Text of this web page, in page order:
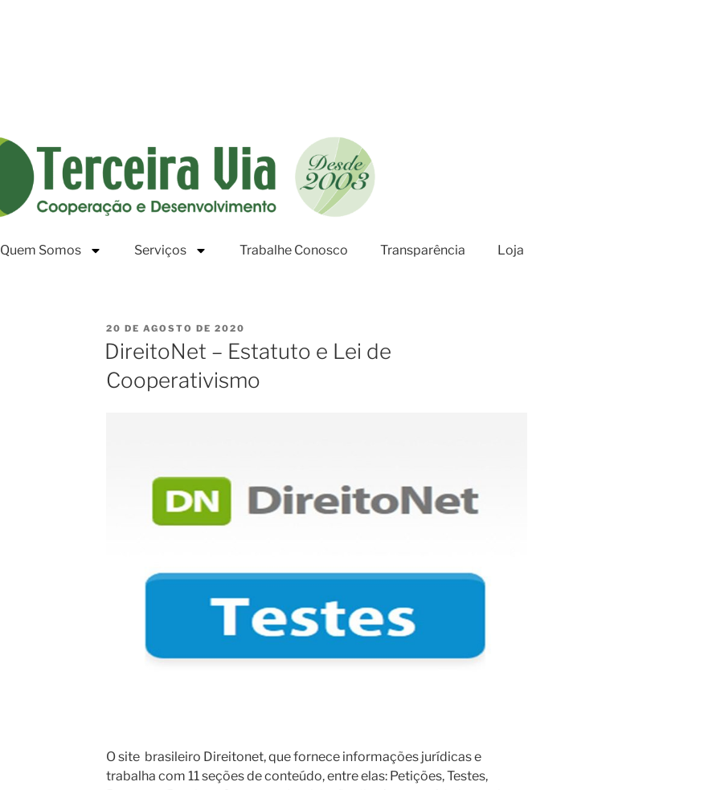
Quem Somos Serviços Trabalhe Conosco Transparência Loja
20 DE AGOSTO DE 2020
DireitoNet – Estatuto e Lei de
Cooperativismo
O site brasileiro Direitonet, que fornece informações jurídicas e
trabalha com 11 seções de conteúdo, entre elas: Petições, Testes,